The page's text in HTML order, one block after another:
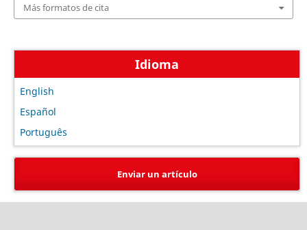
Más formatos de cita
Idioma
English
Español
Português
Enviar un artículo